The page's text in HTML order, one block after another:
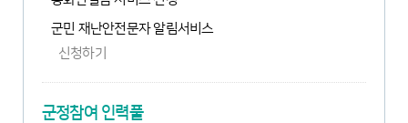
군민 재난안전문자 알림서비스
신청하기
군정참여 인력풀